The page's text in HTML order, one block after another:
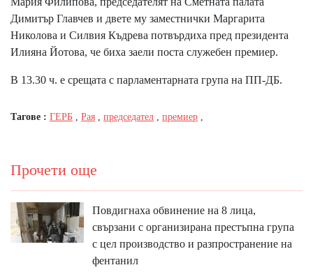
Димитър Главчев и двете му заместнички Маргарита
Николова и Силвия Къдрева потвърдиха пред президента
Илияна Йотова, че биха заели поста служебен премиер.
В 13.30 ч. е срещата с парламентарната група на ПП-ДБ.
Тагове : ГЕРБ Рая председател премиер
Прочети още
Повдигнаха обвинение на 8 лица,
свързани с организирана престъпна група
с цел производство и разпространение на
фентанил